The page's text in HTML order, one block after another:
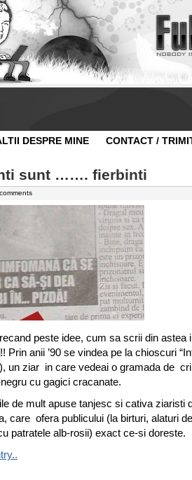
DESPRE MINE CONTACT /
sunt ……. fierbinti
peste idee, cum sa scrii din astea
Prin anii ’90 se vindea pe la chioscuri
un ziar in care vedeai o gramada de
cu gagici cracanate.
de mult apuse tanjesc si cativa ziaristi
care ofera publicului (la birturi, alaturi
patratele alb-rosii) exact ce-si doreste.